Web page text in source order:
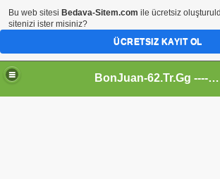
BonJuan-62.Tr.Gg ---- Alemin En Kral Sitesi
Bu web sitesi Bedava-Sitem.com ile ücretsiz
sitenizi ister misiniz?
ÜCRETSIZ KAYIT OL